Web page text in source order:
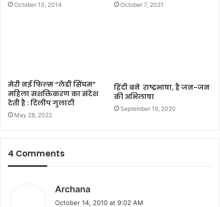
October 13, 2014 October 7, 2021
मेरी नई फिल्म “लेडी सिंघम”
महिला सशक्तिकरण का संदेश
देती है : दिलीप गुलाटी
May 28, 2022
हिंदी बने राष्ट्रभाषा, है जन-जन
की अभिलाषा
September 19, 2020
4 Comments
Archana
October 14, 2010 at 9:02 AM